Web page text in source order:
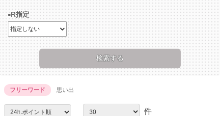
R指定
フリーワード 思い出
件